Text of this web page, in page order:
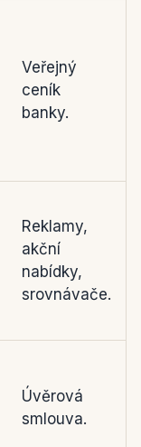
Veřejný
ceník
banky.
Reklamy,
akční
nabídky,
srovnávače.
Úvěrová
smlouva.